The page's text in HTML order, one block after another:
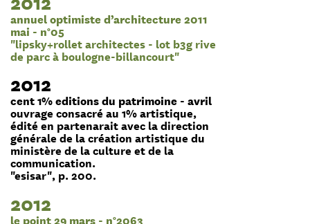
annuel optimiste d’architecture 2011
mai - n°05
"lipsky+rollet architectes - lot b3g rive
de parc à boulogne-billancourt"
2012
cent 1% editions du patrimoine - avril
ouvrage consacré au 1% artistique,
édité en partenarait avec la direction
générale de la création artistique du
ministère de la culture et de la
communication.
"esisar", p. 200.
2012
le point 29 mars - n°2063